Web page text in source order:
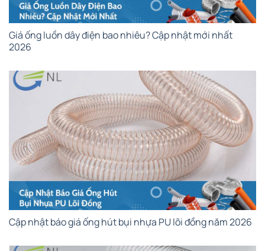
Giá ống luồn dây điện bao nhiêu? Cập nhật mới nhất
2026
Cập nhật báo giá ống hút bụi nhựa PU lõi đồng năm 2026